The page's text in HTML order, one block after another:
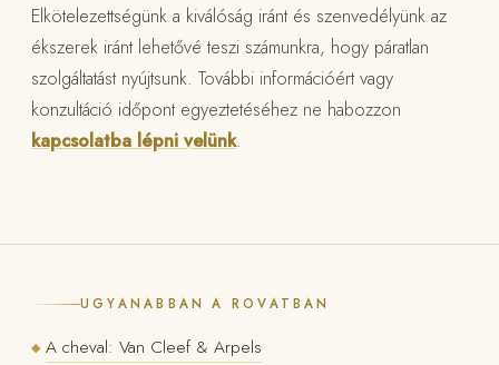
Elkötelezettségünk a kiválóság iránt és szenvedélyünk az
ékszerek iránt lehetővé teszi számunkra, hogy páratlan
szolgáltatást nyújtsunk. További információért vagy
konzultáció időpont egyeztetéséhez ne habozzon
kapcsolatba lépni velünk.
UGYANABBAN A ROVATBAN
◆ A cheval: Van Cleef & Arpels